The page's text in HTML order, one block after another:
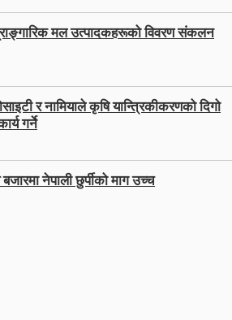
मल उत्पादकहरूको विवरण संकलन
र नामियाले कृषि यान्त्रिकीकरणको दिगो
गर्ने
बजारमा नेपाली छुर्पीको माग उच्च